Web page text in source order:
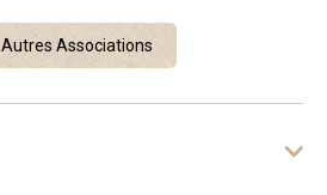
Autres Associations